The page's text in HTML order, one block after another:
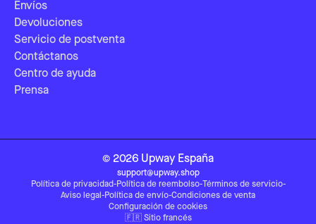
Envíos
Devoluciones
Servicio de postventa
Contáctanos
Centro de ayuda
Prensa
© 2026 Upway España
support@upway.shop
Política de privacidad-Política de reembolso-Términos de servicio-
Aviso legal -Política de envío-Condiciones de venta
Configuración de cookies
🇫🇷 Sitio francés